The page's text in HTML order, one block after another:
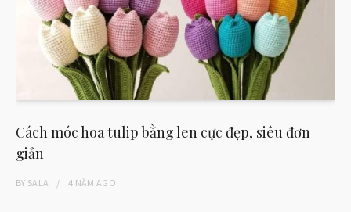
Cách móc hoa tulip bằng len cực đẹp, siêu đơn
giản
BY SALA 4 NĂM AGO